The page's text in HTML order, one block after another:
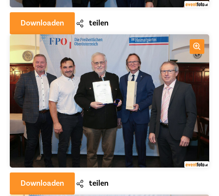
Downloaden teilen
Downloaden teilen